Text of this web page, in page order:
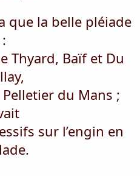
que la belle pléiade
:
Thyard, Baïf et Du
du Mans ;
sur l’engin en